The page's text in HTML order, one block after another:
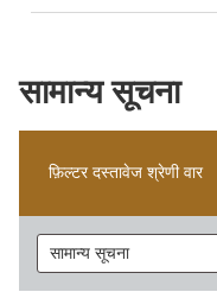
सामान्य सूचना
फ़िल्टर दस्तावेज श्रेणी वार